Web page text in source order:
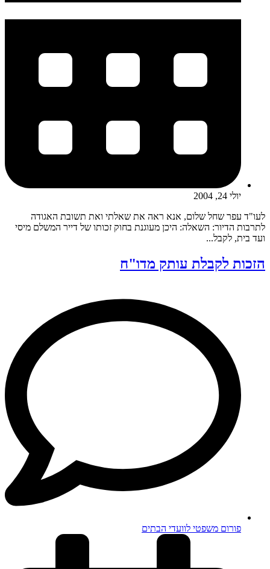
יולי 24, 2004
לעו"ד עפר שחל שלום, אנא ראה את שאלתי ואת תשובת האגודה
לתרבות הדיור: השאלה: היכן מעוגנת בחוק זכותו של דייר המשלם מיסי
ועד בית, לקבל...
הזכות לקבלת עותק מדו"ח
פורום משפטי לוועדי הבתים